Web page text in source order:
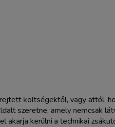
költségektől, vagy attól,
szeretne, amely nemcsak
kerülni a technikai